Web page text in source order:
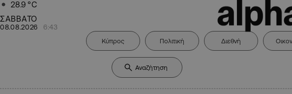
28.9 °C
ΣΑΒΒΑΤΟ
08.08.2026 6:43
Κύπρος Πολιτική Διεθνή